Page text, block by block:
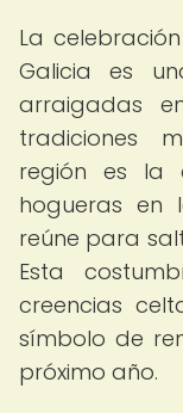
La
Galicia es
arraigadas
tradiciones
región es la
hogueras en
reúne para
Esta
creencias
símbolo de
próximo año.